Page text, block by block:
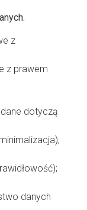
z
z prawem
dotyczą
danych